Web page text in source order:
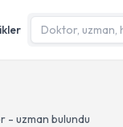
- uzman bulundu